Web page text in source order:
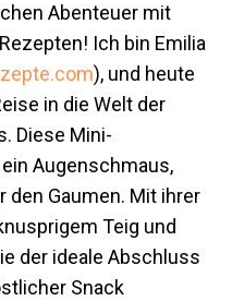
Abenteuer mit
Ich bin Emilia
), und heute
in die Welt der
Diese Mini-
Augenschmaus,
den Gaumen. Mit ihrer
Teig und
der ideale Abschluss
Snack